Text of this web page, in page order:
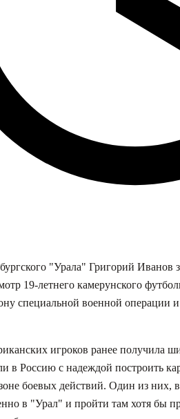
"Урала" Григорий Иванов
19‑летнего камерунского
специальной военной операции
игроков ранее получила
в Россию с надеждой построить
боевых действий. Один из них,
в "Урал" и пройти там хотя бы